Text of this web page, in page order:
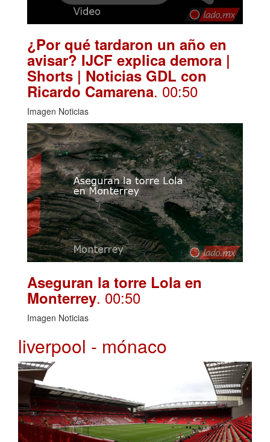
¿Por qué tardaron un año en
avisar? IJCF explica demora |
Shorts | Noticias GDL con
Ricardo Camarena. 00:50
Imagen Noticias
Aseguran la torre Lola en
Monterrey. 00:50
Imagen Noticias
liverpool - mónaco